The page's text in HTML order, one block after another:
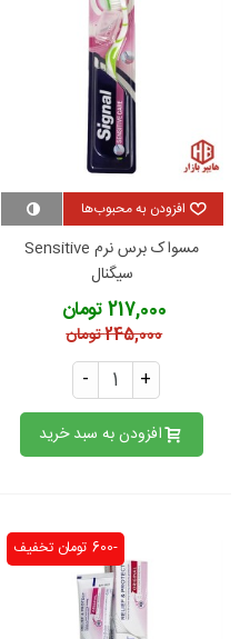
افزودن به محبوب‌ها
مسواک برس نرم Sensitive
سیگنال
217,000 تومان
245,000 تومان
- +
افزودن به سبد خرید
تخفیف -600 تومان